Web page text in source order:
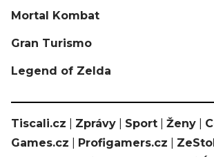
Mortal Kombat
Gran Turismo
Legend of Zelda
Tiscali.cz Zprávy Sport Ženy
Games.cz
Profigamers.cz